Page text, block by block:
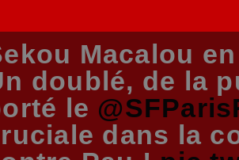
Macalou
doublé, de la
le
dans la